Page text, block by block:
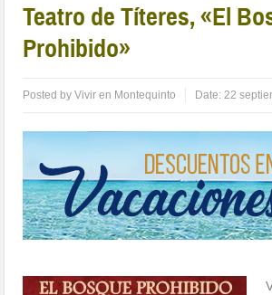
Teatro de Títeres, «El
Prohibido»
Posted byVivir en Montequinto Date:22